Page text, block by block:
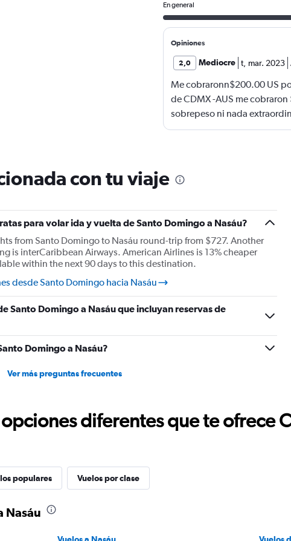
En general
Opiniones
2,0 Mediocre t, mar. 2023
Me cobraronn$200.00 US
de CDMX -AUS me
sobrepeso ni nada
maleta por la que cobraron
con tu viaje
para volar ida y vuelta de Santo Domingo a Nasáu?
from Santo Domingo to Nasáu round-trip from $727. Another
is interCaribbean Airways. American Airlines is 13% cheaper
within the next 90 days to this destination.
desde Santo Domingo hacia Nasáu
Santo Domingo a Nasáu que incluyan reservas de
Domingo a Nasáu?
Ver más preguntas frecuentes
diferentes que te ofrece
populares Vuelos por clase
Nasáu